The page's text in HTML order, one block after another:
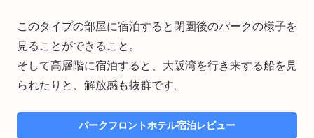
このタイプの部屋に宿泊すると閉園後のパークの様子を
見ることができること。
そして高層階に宿泊すると、大阪湾を行き来する船を見
られたりと、解放感も抜群です。
パークフロントホテル宿泊レビュー